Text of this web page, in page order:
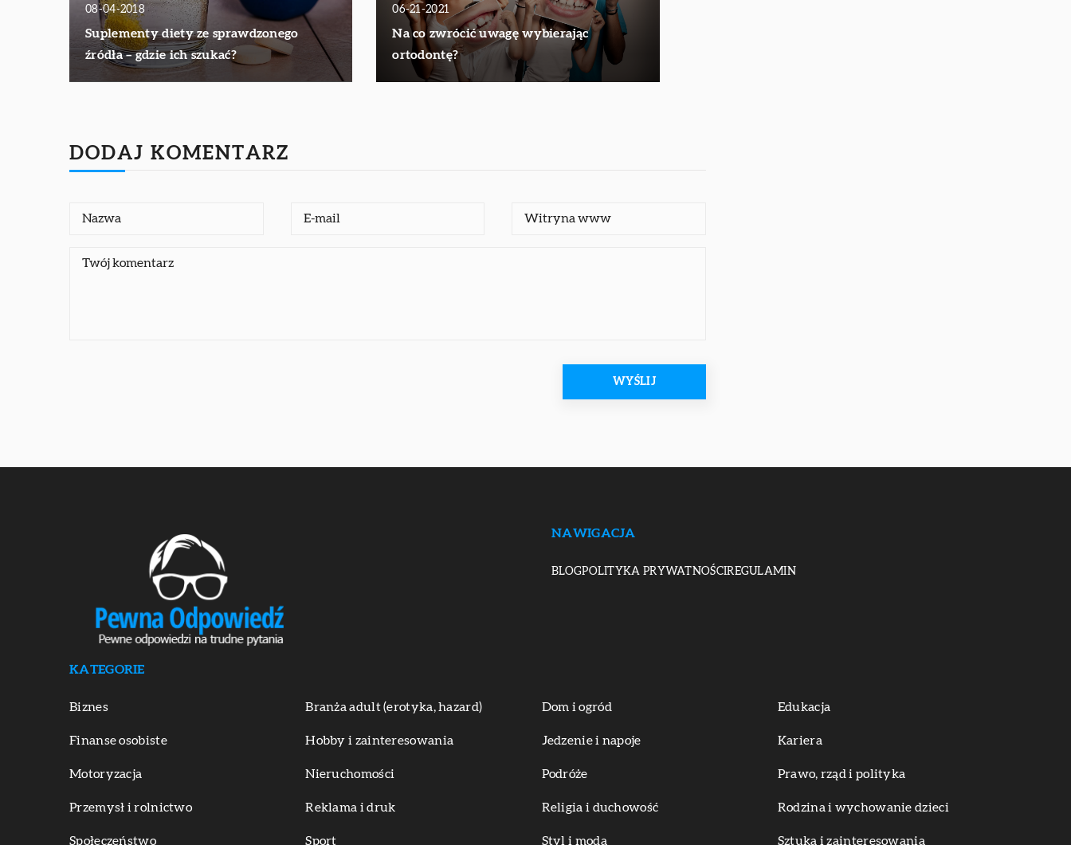
08-04-2018
Suplementy diety ze sprawdzonego
źródła – gdzie ich szukać?
06-21-2021
Na co zwrócić uwagę wybierając
ortodontę?
DODAJ KOMENTARZ
NAWIGACJA
BLOGPOLITYKA PRYWATNOŚCIREGULAMIN
KATEGORIE
Biznes Branża adult (erotyka, hazard) Dom i ogród Edukacja
Finanse osobiste Hobby i zainteresowania Jedzenie i napoje Kariera
Motoryzacja Nieruchomości Podróże Prawo, rząd i polityka
Przemysł i rolnictwo Reklama i druk Religia i duchowość Rodzina i wychowanie dzieci
Społeczeństwo Sport Styl i moda Sztuka i zainteresowania